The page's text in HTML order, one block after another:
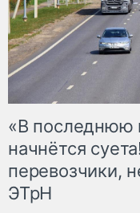
«В последнюю
начнётся
перевозчики,
ЭТрН